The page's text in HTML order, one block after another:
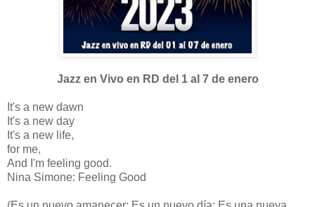
Jazz en Vivo en RD del 1 al 7 de enero
It's a new dawn
It's a new day
It's a new life,
for me,
And I'm feeling good.
Nina Simone: Feeling Good